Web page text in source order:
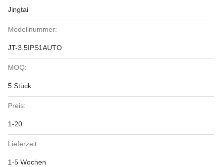
Jingtai
Modellnummer:
JT-3.5IPS1AUTO
MOQ:
5 Stück
Preis:
1-20
Lieferzeit:
1-5 Wochen